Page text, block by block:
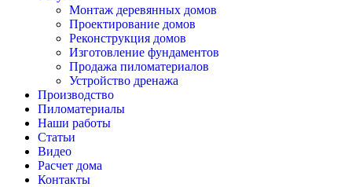
Монтаж деревянных домов
Проектирование домов
Реконструкция домов
Изготовление фундаментов
Продажа пиломатериалов
Устройство дренажа
Производство
Пиломатериалы
Наши работы
Статьи
Видео
Расчет дома
Контакты